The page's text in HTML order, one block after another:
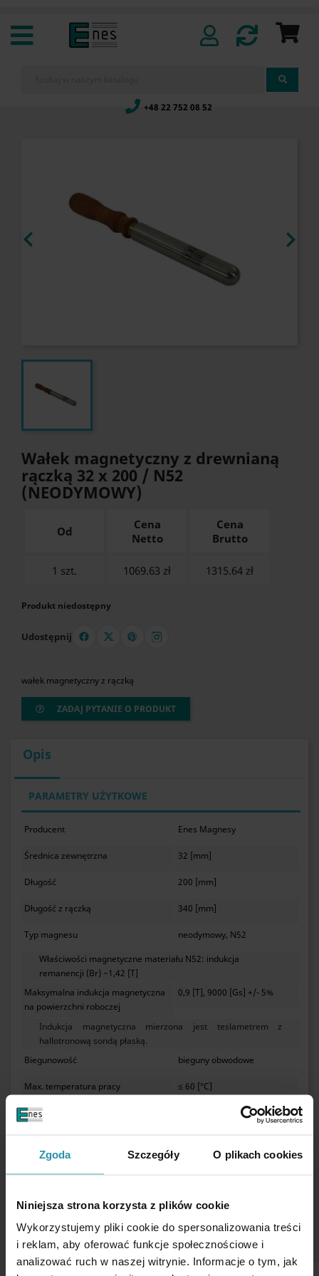
Zgoda Szczegóły O plikach cookies
Niniejsza strona korzysta z plików cookie
Wykorzystujemy pliki cookie do spersonalizowania treści
i reklam, aby oferować funkcje społecznościowe i
analizować ruch w naszej witrynie. Informacje o tym, jak
+48 22 752 08 52
 
Wałek magnetyczny z drewnianą
rączką 32 x 200 / N52
(NEODYMOWY)
Od
Cena
Netto
Cena
Brutto
1 szt. 1069.63 zł 1315.64 zł
Produkt niedostępny
Udostępnij
wałek magnetyczny z rączką
ZADAJ PYTANIE O PRODUKT
Opis
PARAMETRY UŻYTKOWE
Producent Enes Magnesy
Średnica zewnętrzna 32 [mm]
Długość 200 [mm]
Długość z rączką 340 [mm]
Typ magnesu
neodymowy, N52
Właściwości magnetyczne materiału N52: indukcja
remanencji (Br) ~1,42 [T]
Maksymalna indukcja magnetyczna
na powierzchni roboczej
0,9 [T], 9000 [Gs] +/- 5%
Indukcja magnetyczna mierzona jest teslametrem z
hallotronową sondą płaską.
Biegunowość
bieguny obwodowe
Max. temperatura pracy ≤ 60 [°C]
Obudowa
stal kwasoodporna, AISI 304
/ EN 1.4301, dopuszczona do
Wodoszczelność
Z rączką tak
Waga 1.1 [kg]